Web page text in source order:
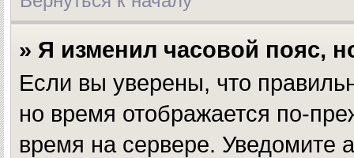
» Я изменил часовой пояс,
Если вы уверены, что
но время отображается по-
время на сервере. Уведомите